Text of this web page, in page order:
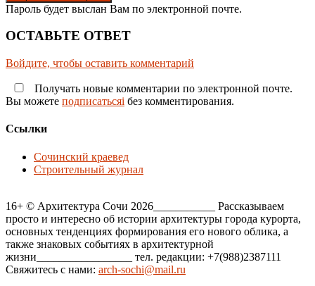
Пароль будет выслан Вам по электронной почте.
ОСТАВЬТЕ ОТВЕТ
Войдите, чтобы оставить комментарий
Получать новые комментарии по электронной почте.
Вы можете подписатьсяi без комментирования.
Ссылки
Сочинский краевед
Строительный журнал
16+ © Архитектура Сочи 2026___________ Рассказываем
просто и интересно об истории архитектуры города курорта,
основных тенденциях формирования его нового облика, а
также знаковых событиях в архитектурной
жизни_________________ тел. редакции: +7(988)2387111
Свяжитесь с нами: arch-sochi@mail.ru